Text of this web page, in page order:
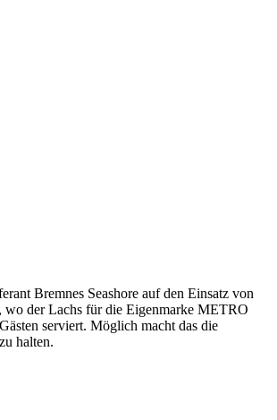
Bremnes Seashore auf den Einsatz von
der Lachs für die Eigenmarke METRO
serviert. Möglich macht das die
halten.